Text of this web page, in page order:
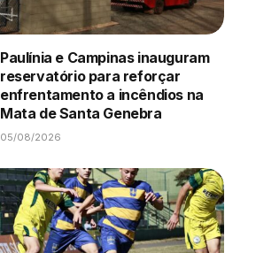
Paulínia e Campinas inauguram
reservatório para reforçar
enfrentamento a incêndios na
Mata de Santa Genebra
05/08/2026